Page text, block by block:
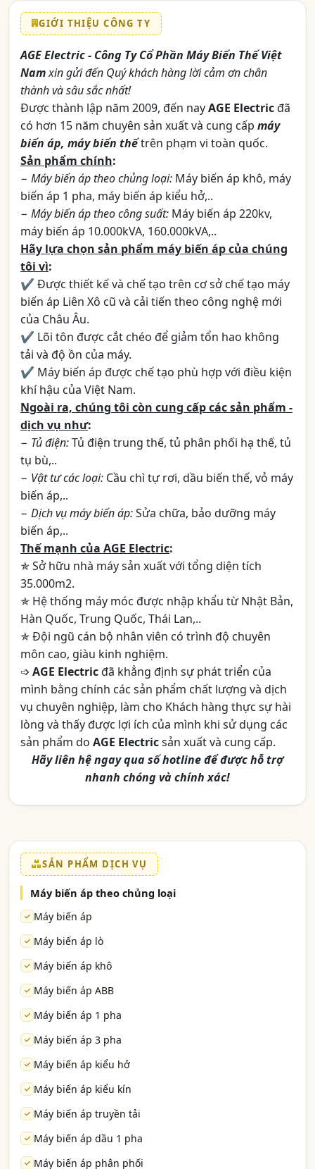
GIỚI THIỆU CÔNG TY
AGE Electric - Công Ty Cổ Phần Máy Biến Thế Việt
Namxin gửi đến Quý khách hàng lời cảm ơn chân
thành và sâu sắc nhất!
Được thành lập năm 2009, đến nayAGE Electricđã
có hơn 15 năm chuyên sản xuất và cung cấp máy
biến áp, máy biến thếtrên phạm vi toàn quốc.
Sản phẩm chính:
− Máy biến áp theo chủng loại: Máy biến áp khô, máy
biến áp 1 pha, máy biến áp kiểu hở,..
− Máy biến áp theo công suất: Máy biến áp 220kv,
máy biến áp 10.000kVA, 160.000kVA,..
Hãy lựa chọn sản phẩm máy biến áp của chúng
tôi vì:
✔ Được thiết kế và chế tạo trên cơ sở chế tạo máy
biến áp Liên Xô cũ và cải tiến theo công nghệ mới
của Châu Âu.
✔ Lõi tôn được cắt chéo để giảm tổn hao không
tải và độ ồn của máy.
✔ Máy biến áp được chế tạo phù hợp với điều kiện
khí hậu của Việt Nam.
Ngoài ra, chúng tôi còn cung cấp các sản phẩm -
dịch vụ như:
− Tủ điện:Tủ điện trung thế, tủ phân phối hạ thế, tủ
tụ bù,..
− Vật tư các loại: Cầu chì tự rơi, dầu biến thế, vỏ máy
biến áp,..
− Dịch vụ máy biến áp:Sửa chữa, bảo dưỡng máy
biến áp,..
Thế mạnh của AGE Electric:
✯ Sở hữu nhà máy sản xuất với tổng diện tích
35.000m2.
✯ Hệ thống máy móc được nhập khẩu từ Nhật Bản,
Hàn Quốc, Trung Quốc, Thái Lan,..
✯ Đội ngũ cán bộ nhân viên có trình độ chuyên
môn cao, giàu kinh nghiệm.
➩ AGE Electricđã khẳng định sự phát triển của
mình bằng chính các sản phẩm chất lượng và dịch
vụ chuyên nghiệp, làm cho Khách hàng thực sự hài
lòng và thấy được lợi ích của mình khi sử dụng các
sản phẩm do AGE Electricsản xuất và cung cấp.
Hãy liên hệ ngay qua số hotline để được hỗ trợ
nhanh chóng và chính xác!
SẢN PHẨM DỊCH VỤ
Máy biến áp theo chủng loại
Máy biến áp
Máy biến áp lò
Máy biến áp khô
Máy biến áp ABB
Máy biến áp 1 pha
Máy biến áp 3 pha
Máy biến áp kiểu hở
Máy biến áp kiểu kín
Máy biến áp truyền tải
Máy biến áp dầu 1 pha
Máy biến áp phân phối